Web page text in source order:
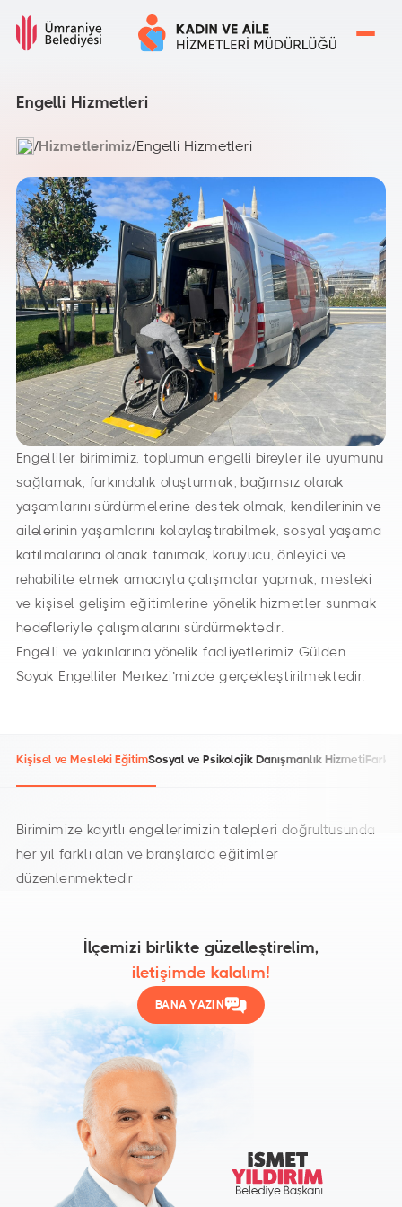
Engelli Hizmetleri
/Hizmetlerimiz/Engelli Hizmetleri
Engelliler birimimiz, toplumun engelli bireyler ile uyumunu
sağlamak, farkındalık oluşturmak, bağımsız olarak
yaşamlarını sürdürmelerine destek olmak, kendilerinin ve
ailelerinin yaşamlarını kolaylaştırabilmek, sosyal yaşama
katılmalarına olanak tanımak, koruyucu, önleyici ve
rehabilite etmek amacıyla çalışmalar yapmak, mesleki
ve kişisel gelişim eğitimlerine yönelik hizmetler sunmak
hedefleriyle çalışmalarını sürdürmektedir.
Engelli ve yakınlarına yönelik faaliyetlerimiz Gülden
Soyak Engelliler Merkezi’mizde gerçekleştirilmektedir.
Kişisel ve Mesleki EğitimSosyal ve Psikolojik Danışmanlık Hizmeti
Birimimize kayıtlı engellerimizin talepleri doğrultusunda
her yıl farklı alan ve branşlarda eğitimler
düzenlenmektedir
İlçemizi birlikte güzelleştirelim,
iletişimde kalalım!
BANA YAZIN